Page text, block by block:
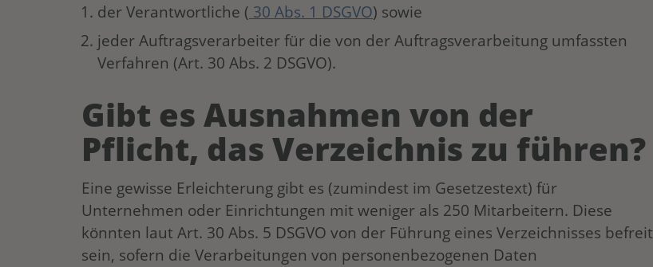
der Verantwortliche ( 30 Abs. 1 DSGVO) sowie
jeder Auftragsverarbeiter für die von der Auftragsverarbeitung umfassten
Verfahren (Art. 30 Abs. 2 DSGVO).
Gibt es Ausnahmen von der
Pflicht, das Verzeichnis zu führen?
Eine gewisse Erleichterung gibt es (zumindest im Gesetzestext) für
Unternehmen oder Einrichtungen mit weniger als 250 Mitarbeitern. Diese
könnten laut Art. 30 Abs. 5 DSGVO von der Führung eines Verzeichnisses befreit
sein, sofern die Verarbeitungen von personenbezogenen Daten